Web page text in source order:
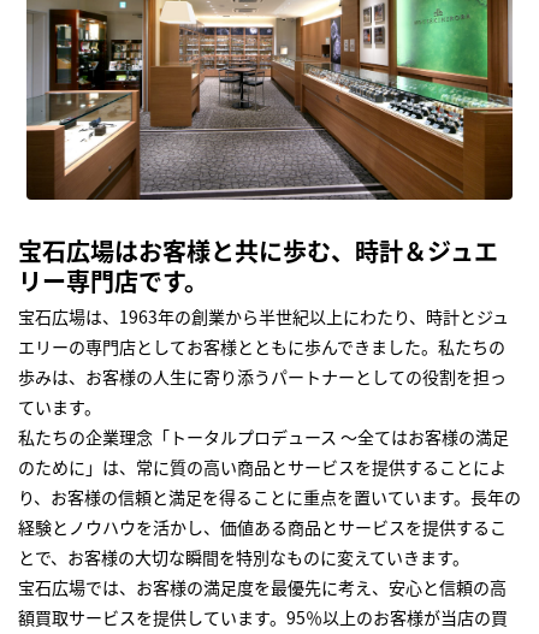
宝石広場はお客様と共に歩む、時計＆ジュエ
リー専門店です。
宝石広場は、1963年の創業から半世紀以上にわたり、時計とジュ
エリーの専門店としてお客様とともに歩んできました。私たちの
歩みは、お客様の人生に寄り添うパートナーとしての役割を担っ
ています。
私たちの企業理念「トータルプロデュース ～全てはお客様の満足
のために」は、常に質の高い商品とサービスを提供することによ
り、お客様の信頼と満足を得ることに重点を置いています。長年の
経験とノウハウを活かし、価値ある商品とサービスを提供するこ
とで、お客様の大切な瞬間を特別なものに変えていきます。
宝石広場では、お客様の満足度を最優先に考え、安心と信頼の高
額買取サービスを提供しています。95％以上のお客様が当店の買